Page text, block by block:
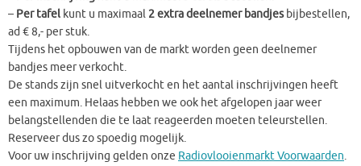
– Per tafel kunt u maximaal 2 extra deelnemer bandjesbijbestellen,
ad € 8,- per stuk.
Tijdens het opbouwen van de markt worden geen deelnemer
bandjes meer verkocht.
De stands zijn snel uitverkocht en het aantal inschrijvingen heeft
een maximum. Helaas hebben we ook het afgelopen jaar weer
belangstellenden die te laat reageerden moeten teleurstellen.
Reserveer dus zo spoedig mogelijk.
Voor uw inschrijving gelden onze Radiovlooienmarkt Voorwaarden.